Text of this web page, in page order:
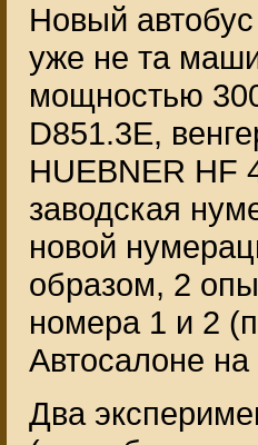
Новый
уже не та
мощностью
D851.3E,
HUEBNER HF
заводская
новой
образом, 2
номера 1 и 2
Автосалоне
Два